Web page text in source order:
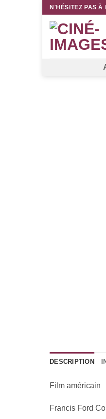
Passer
contenu
N'HÉSITEZ PAS À
DESCRIPTION
Fil m américain
Francis Ford